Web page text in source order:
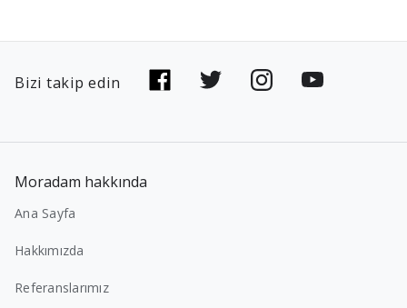
Bizi takip edin
Moradam hakkında
Ana Sayfa
Hakkımızda
Referanslarımız